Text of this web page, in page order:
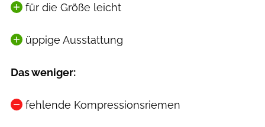
für die Größe leicht
üppige Ausstattung
Das weniger:
fehlende Kompressionsriemen